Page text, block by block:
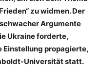
zu widmen. Der
Argumente
Ukraine forderte,
Einstellung propagierte,
Universität statt.